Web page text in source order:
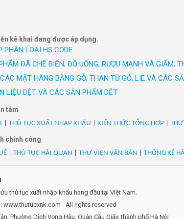
kê khai đang được áp dụng.
PHÂN LOẠI HS CODE
ĐÃ CHẾ BIẾN; ĐỒ UỐNG, RƯỢU MẠNH VÀ GIẤM;
MẶT HÀNG BẰNG GỖ; THAN TỪ GỖ; LIE VÀ CÁC
LIỆU DỆT VÀ CÁC SẢN PHẨM DỆT
tâm
| THỦ TỤC XUẤT NHẬP KHẨU KIẾN THỨC TỔNG HỢP
chính công
THỦ TỤC HẢI QUAN THƯ VIỆN VĂN BẢN THỐNG KÊ
thủ tục xuất nhập khẩu hàng đầu tại Việt Nam.
www.thutucxnk.com - All rights reserved
Phường Dịch Vọng Hậu, Quận Cầu Giấy, thành phố Hà Nội